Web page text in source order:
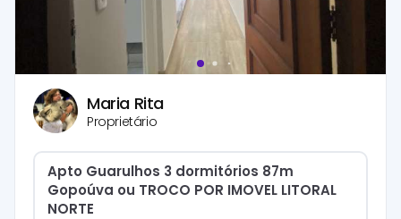
Maria Rita
Proprietário
Apto Guarulhos 3 dormitórios 87m
Gopoúva ou TROCO POR IMOVEL LITORAL
NORTE